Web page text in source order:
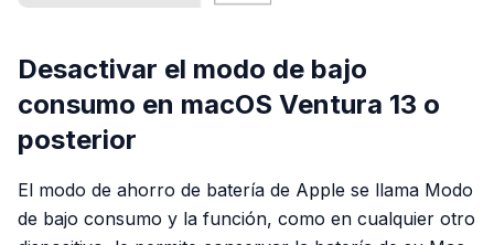
Desactivar el modo de bajo
consumo en macOS Ventura 13 o
posterior
El modo de ahorro de batería de Apple se llama Modo
de bajo consumo y la función, como en cualquier otro